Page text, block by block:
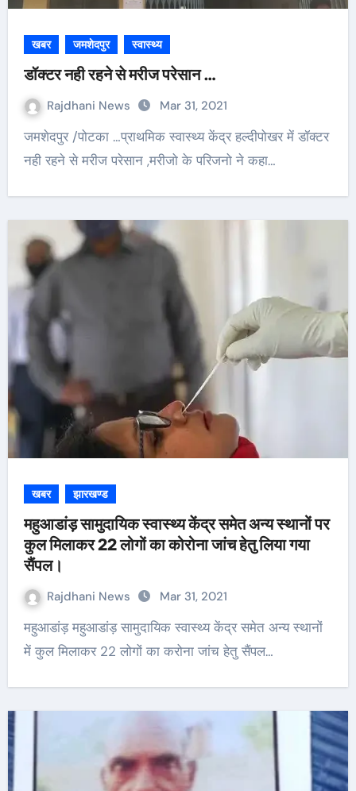
खबर जमशेदपुर स्वास्थ्य
डॉक्टर नही रहने से मरीज परेसान …
Rajdhani News Mar 31, 2021
जमशेदपुर /पोटका …प्राथमिक स्वास्थ्य केंद्र हल्दीपोखर में डॉक्टर
नही रहने से मरीज परेसान ,मरीजो के परिजनो ने कहा…
खबर झारखण्ड
महुआडांड़ सामुदायिक स्वास्थ्य केंद्र समेत अन्य स्थानों पर
कुल मिलाकर 22 लोगों का कोरोना जांच हेतु लिया गया
सैंपल।
Rajdhani News Mar 31, 2021
महुआडांड़ महुआडांड़ सामुदायिक स्वास्थ्य केंद्र समेत अन्य स्थानों
में कुल मिलाकर 22 लोगों का करोना जांच हेतु सैंपल…